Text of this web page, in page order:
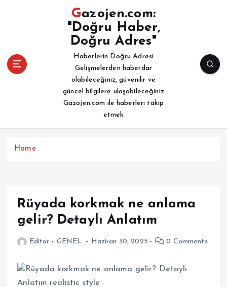
Gazojen.com:
"Doğru Haber,
Doğru Adres"
Haberlerin Doğru Adresi
Gelişmelerden haberdar
olabileceğiniz, güvenilir ve
güncel bilgilere ulaşabileceğiniz
Gazojen.com ile haberleri takip
etmek
Home
Rüyada korkmak ne anlama
gelir? Detaylı Anlatım
Editor GENEL Haziran 30, 2025 0 Comments